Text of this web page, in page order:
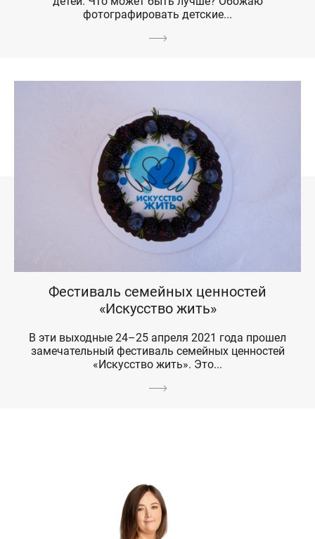
фотографировать детские...
Фестиваль семейных ценностей
«Искусство жить»
В эти выходные 24–25 апреля 2021 года прошел
замечательный фестиваль семейных ценностей
«Искусство жить». Это...